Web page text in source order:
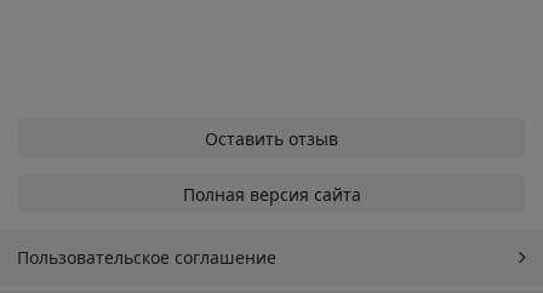
Оставить отзыв
Полная версия сайта
Пользовательское соглашение